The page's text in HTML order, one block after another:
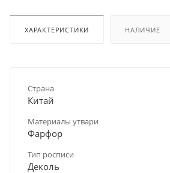
ХАРАКТЕРИСТИКИ НАЛИЧИЕ
Страна
Китай
Материалы утвари
Фарфор
Тип росписи
Деколь